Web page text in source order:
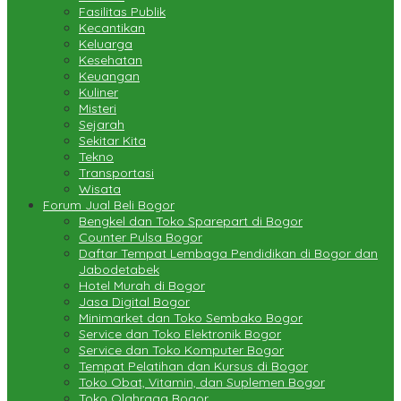
Fasilitas Publik
Kecantikan
Keluarga
Kesehatan
Keuangan
Kuliner
Misteri
Sejarah
Sekitar Kita
Tekno
Transportasi
Wisata
Forum Jual Beli Bogor
Bengkel dan Toko Sparepart di Bogor
Counter Pulsa Bogor
Daftar Tempat Lembaga Pendidikan di Bogor dan
Jabodetabek
Hotel Murah di Bogor
Jasa Digital Bogor
Minimarket dan Toko Sembako Bogor
Service dan Toko Elektronik Bogor
Service dan Toko Komputer Bogor
Tempat Pelatihan dan Kursus di Bogor
Toko Obat, Vitamin, dan Suplemen Bogor